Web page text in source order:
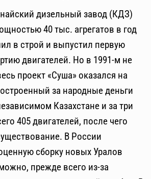
дизельный завод (КДЗ)
40 тыс. агрегатов в год
в строй и выпустил первую
двигателей. Но в 1991-м не
проект «Суша» оказался на
за народные деньги
Казахстане и за три
405 двигателей, после чего
В России
сборку новых Уралов
прежде всего из-за